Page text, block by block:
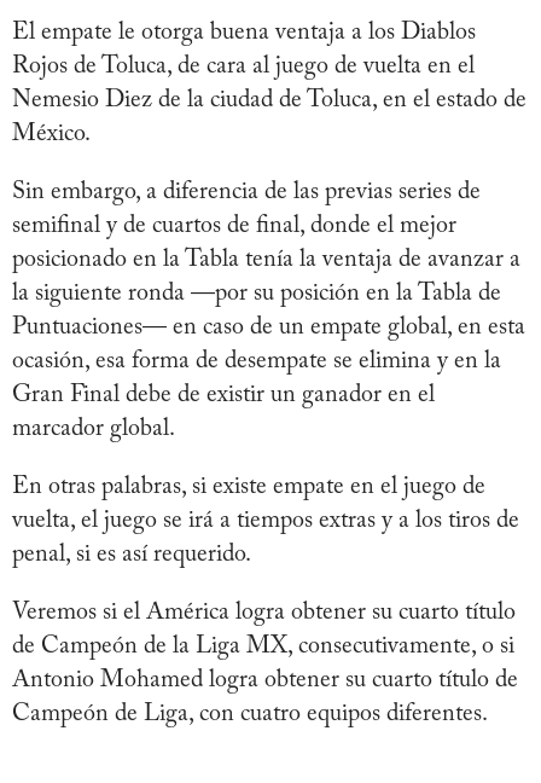
El empate le otorga buena ventaja a los Diablos
Rojos de Toluca, de cara al juego de vuelta en el
Nemesio Diez de la ciudad de Toluca, en el estado de
México.
Sin embargo, a diferencia de las previas series de
semifinal y de cuartos de final, donde el mejor
posicionado en la Tabla tenía la ventaja de avanzar a
la siguiente ronda —por su posición en la Tabla de
Puntuaciones— en caso de un empate global, en esta
ocasión, esa forma de desempate se elimina y en la
Gran Final debe de existir un ganador en el
marcador global.
En otras palabras, si existe empate en el juego de
vuelta, el juego se irá a tiempos extras y a los tiros de
penal, si es así requerido.
Veremos si el América logra obtener su cuarto título
de Campeón de la Liga MX, consecutivamente, o si
Antonio Mohamed logra obtener su cuarto título de
Campeón de Liga, con cuatro equipos diferentes.